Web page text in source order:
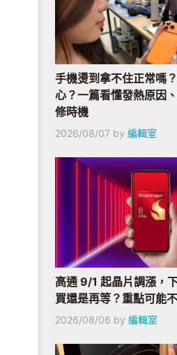
手機燙到拿不住正常嗎
心？一篇看懂發熱原因
修時機
2026/08/07 by 編輯室
高通 9/1 起晶片調漲，
買還是再等？重點可能
2026/08/06 by 編輯室